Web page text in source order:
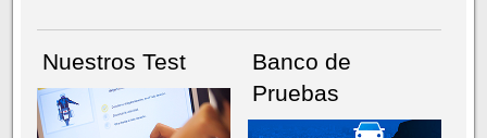
Nuestros Test
Banco de
Pruebas